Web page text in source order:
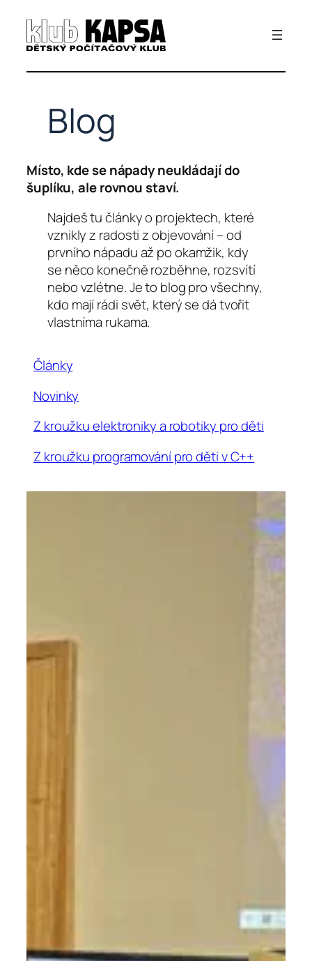
obsah
Blog
Místo, kde se nápady neukládají do
šuplíku, ale rovnou staví.
Najdeš tu články o projektech, které
vznikly z radosti z objevování – od
prvního nápadu až po okamžik, kdy
se něco konečně rozběhne, rozsvítí
nebo vzlétne. Je to blog pro všechny,
kdo mají rádi svět, který se dá tvořit
vlastníma rukama.
Články
Novinky
Z kroužku elektroniky a robotiky pro děti
Z kroužku programování pro děti v C++